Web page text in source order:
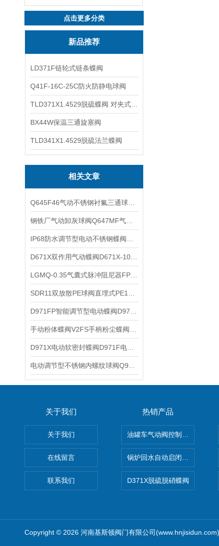
点击更多分类
新品推荐
LD371F链轮式链条蝶阀
Q41F-16C-25C防火防静电球阀
BX44W保温三通旋塞阀
TLD341X1.4529脱硫法兰蝶阀
相关文章
关于我们
关于我们
在线留言
联系我们
热销产品
油罐车气动阀控制气动组合
锅炉回水自动启闭阀KTH41X
D371X脱硫脱硝蝶阀
Copyright © 2026 河南基斯顿阀门有限公司